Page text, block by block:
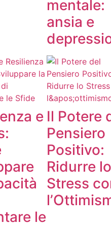
mentale:
ansia e
e
le
Il Potere
Pensiero
Positivo:
Ridurre lo
Stress